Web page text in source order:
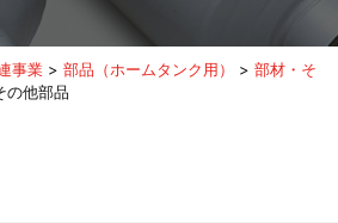
事業 >部品（ホームタンク用） >部材・そ
他部品